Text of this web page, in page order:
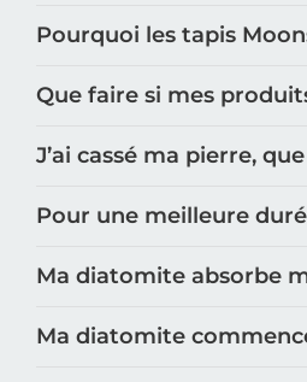
Pourquoi les tapis
Que faire si mes
J’ai cassé ma pierre,
Pour une meilleure
Ma diatomite absorbe
Ma diatomite